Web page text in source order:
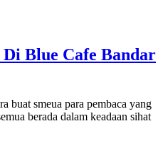
Blue Cafe Bandar
buat smeua para pembaca yang
berada dalam keadaan sihat